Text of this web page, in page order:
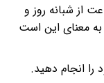
از شبانه روز و
معنای این است
را انجام دهید.